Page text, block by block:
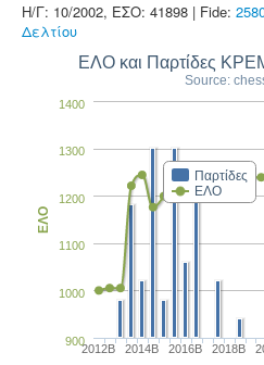
Η/Γ: 10/2002, ΕΣΟ: 41898 | Fide:
Δελτίου
ΕΛΟ και Παρτίδες
Source:
Παρτίδες
ΕΛΟ
2012B 2014B 2016B 2018B
1000
1100
1200
1300
900
1400
ΕΛΟ